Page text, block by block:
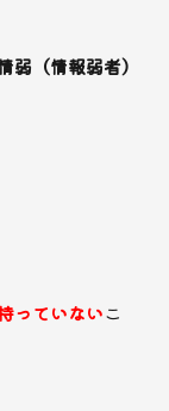
弱（情報弱者）
っていないこ